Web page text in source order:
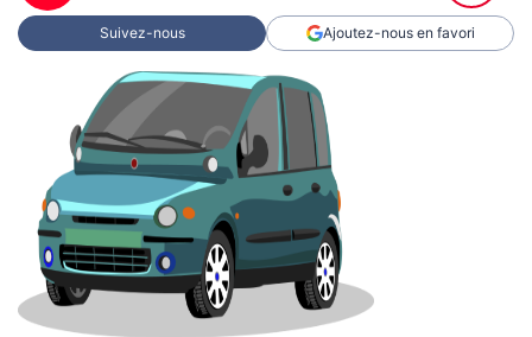
Suivez-nous Ajoutez-nous en favori